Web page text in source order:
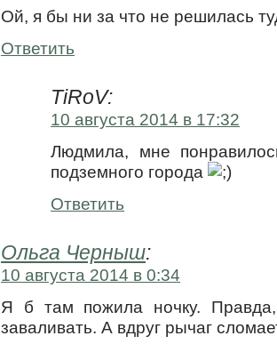
Ой, я бы ни за что не решилась
Ответить
TiRoV:
10 августа 2014 в 17:32
Людмила, мне
подземного города
Ответить
Ольга Черныш:
10 августа 2014 в 0:34
Я б там пожила ночку.
заваливать. А вдруг рычаг